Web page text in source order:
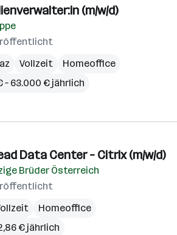
(m/w/d)
Vollzeit
Homeoffice
– 63.000 € jährlich
Data Center – Citrix (m/w/d)
Brüder Österreich
Homeoffice
€ jährlich